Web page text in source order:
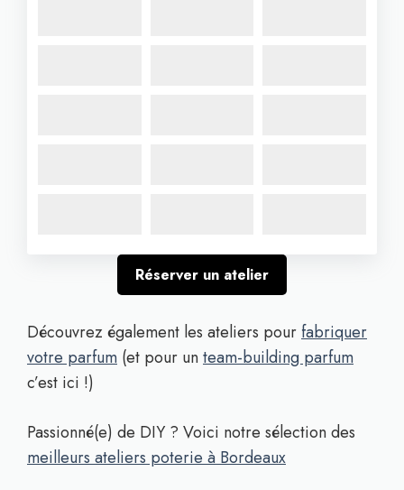
Réserver un atelier
Découvrez également les ateliers pourfabriquer
votre parfum (et pour unteam-building parfum
c’est ici !)
Passionné(e) de DIY ? Voici notre sélection des
meilleurs ateliers poterie à Bordeaux